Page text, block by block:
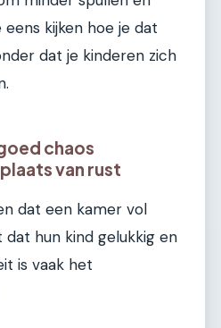
kijken hoe je dat
dat je kinderen zich
chaos
van rust
dat een kamer vol
hun kind gelukkig en
is vaak het